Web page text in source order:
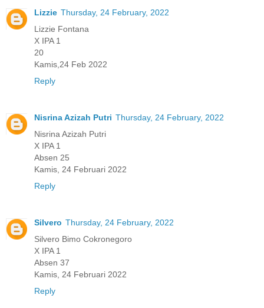
Lizzie Thursday, 24 February, 2022
Lizzie Fontana
X IPA 1
20
Kamis,24 Feb 2022
Reply
Nisrina Azizah Putri Thursday, 24 February, 2022
Nisrina Azizah Putri
X IPA 1
Absen 25
Kamis, 24 Februari 2022
Reply
Silvero Thursday, 24 February, 2022
Silvero Bimo Cokronegoro
X IPA 1
Absen 37
Kamis, 24 Februari 2022
Reply